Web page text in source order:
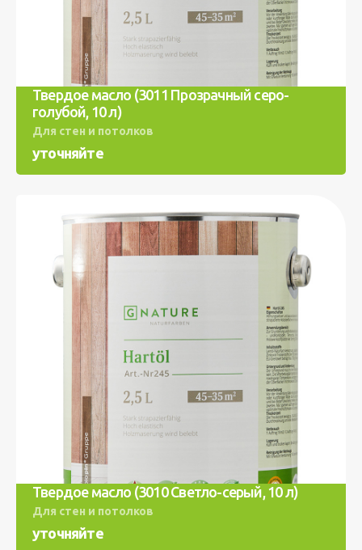
Твердое масло (3011 Прозрачный серо-
голубой, 10 л)
Для стен и потолков
уточняйте
Твердое масло (3010 Светло-серый, 10 л)
Для стен и потолков
уточняйте